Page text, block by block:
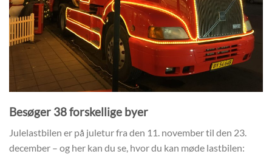
Besøger 38 forskellige byer
Julelastbilen er på juletur fra den 11. november til den 23.
december – og her kan du se, hvor du kan møde lastbilen: